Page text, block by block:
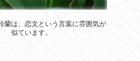
蘭は、恋文という言葉に雰囲気が
似ています。